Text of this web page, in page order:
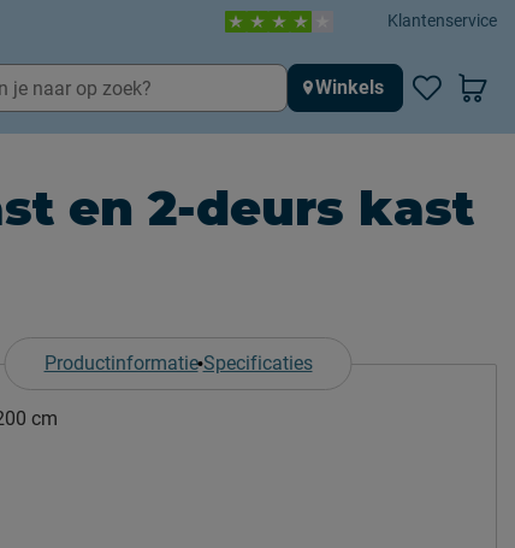
Klantenservice
Winkels
en 2-deurs kast
Productinformatie Specificaties
cm